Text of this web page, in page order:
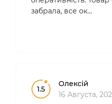
забрала, все ок...
1.5
Олексій
16 Августа,